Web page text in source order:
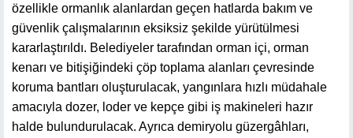
özellikle ormanlık alanlardan geçen hatlarda bakım ve
güvenlik çalışmalarının eksiksiz şekilde yürütülmesi
kararlaştırıldı. Belediyeler tarafından orman içi, orman
kenarı ve bitişiğindeki çöp toplama alanları çevresinde
koruma bantları oluşturulacak, yangınlara hızlı müdahale
amacıyla dozer, loder ve kepçe gibi iş makineleri hazır
halde bulundurulacak. Ayrıca demiryolu güzergâhları,